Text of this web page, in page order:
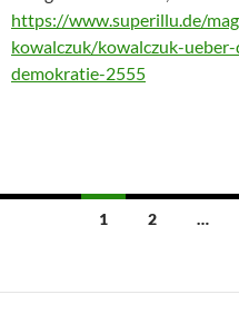
https://www.superillu.de/
kowalczuk/kowalczuk-
demokratie-2555
Beitragsnavigation
1 2 …